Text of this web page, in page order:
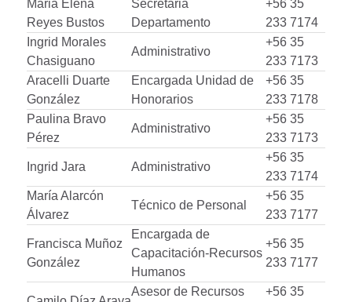
Maria Elena
Reyes Bustos
Secretaria
Departamento
+56 35
233 7174
Ingrid Morales
Chasiguano
Administrativo
+56 35
233 7173
Aracelli Duarte
González
Encargada Unidad de
Honorarios
+56 35
233 7178
Paulina Bravo
Pérez
Administrativo
+56 35
233 7173
Ingrid Jara Administrativo
+56 35
233 7174
María Alarcón
Álvarez
Técnico de Personal
+56 35
233 7177
Francisca Muñoz
González
Encargada de
Capacitación-Recursos
Humanos
+56 35
233 7177
Asesor de Recursos +56 35